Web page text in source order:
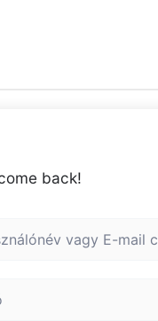
back!